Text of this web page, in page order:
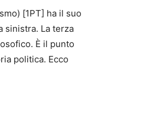
[1PT] ha il suo
sinistra. La terza
È il punto
politica. Ecco